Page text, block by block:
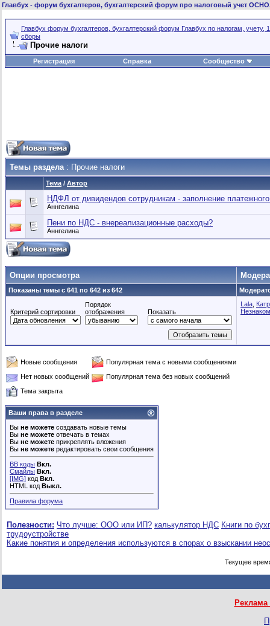
Главбух - форум бухгалтеров, бухгалтерский форум про налоговый учет
Главбух форум бухгалтеров, бухгалтерский форум Главбух по налогам, учету,
сборы
Прочие налоги
Регистрация Справка Сообщество
Темы раздела: Прочие налоги
Тема / Автор
НДФЛ от дивидендов сотрудникам - заполнение
Аннгелина
Пени по НДС - внереализационные расходы?
Аннгелина
Опции просмотра
Показаны темы с 641 по 642 из 642
Критерий сортировки
Порядок
отображения
Показать
Lala
Новые сообщения
Популярная тема с новыми сообщениями
Нет новых сообщений
Популярная тема без новых сообщений
Тема закрыта
Ваши права в разделе
Вы не можете создавать новые темы
Вы не можете отвечать в темах
Вы не можете прикреплять вложения
Вы не можете редактировать свои сообщения
BB коды Вкл.
Смайлы Вкл.
[IMG] код Вкл.
HTML код Выкл.
Правила форума
Полезности: Что лучше: ООО или ИП? калькулятор НДС Книги по
трудоустройстве
Какие понятия и определения используются в спорах о взыскании
Текущее